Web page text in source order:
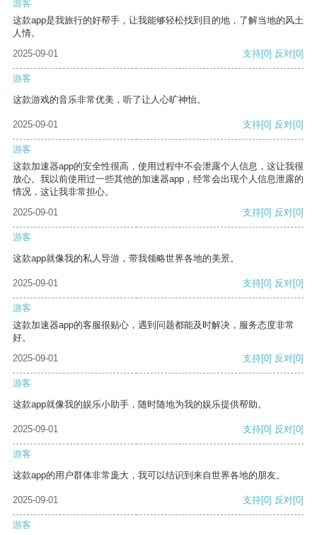
游客
这款app是我旅行的好帮手，让我能够轻松找到目的地，了解当地的风土
人情。
2025-09-01
支持[0] 反对[0]
游客
这款游戏的音乐非常优美，听了让人心旷神怡。
2025-09-01 支持[0] 反对[0]
游客
这款加速器app的安全性很高，使用过程中不会泄露个人信息，这让我很
放心。我以前使用过一些其他的加速器app，经常会出现个人信息泄露的
情况，这让我非常担心。
2025-09-01
支持[0] 反对[0]
游客
这款app就像我的私人导游，带我领略世界各地的美景。
2025-09-01 支持[0] 反对[0]
游客
这款加速器app的客服很贴心，遇到问题都能及时解决，服务态度非常
好。
2025-09-01
支持[0] 反对[0]
游客
这款app就像我的娱乐小助手，随时随地为我的娱乐提供帮助。
2025-09-01 支持[0] 反对[0]
游客
这款app的用户群体非常庞大，我可以结识到来自世界各地的朋友。
2025-09-01 支持[0] 反对[0]
游客